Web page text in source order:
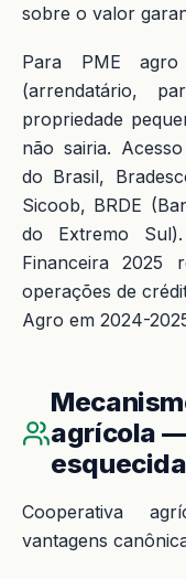
sobre o valor
Para PME
(arrendatário,
propriedade
não sairia.
do Brasil,
Sicoob, BRDE
do Extremo
Financeira 2025
operações de
Agro em 2024-
agrícola
Cooperativa
vantagens